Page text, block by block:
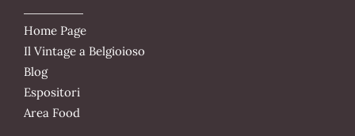
Home Page
Il Vintage a Belgioioso
Blog
Espositori
Area Food